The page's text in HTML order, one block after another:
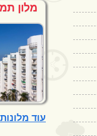
מלון
עוד מלונות 4 כוכבים באשקלון, באר שבע ...